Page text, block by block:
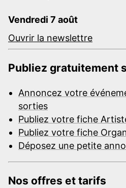
Vendredi 7 août
Ouvrir la newslettre
Publiez gratuitement
Annoncez votre
sorties
Publiez votre fiche
Publiez votre fiche
Déposez une petite
Nos offres et tarifs